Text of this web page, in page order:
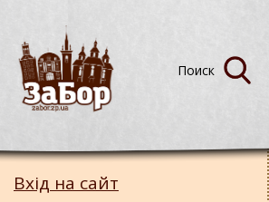
Вхід на сайт